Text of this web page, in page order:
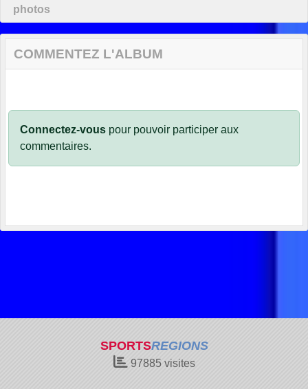
photos
COMMENTEZ L'ALBUM
Connectez-vous pour pouvoir participer aux
commentaires.
SPORTSREGIONS
97885visites